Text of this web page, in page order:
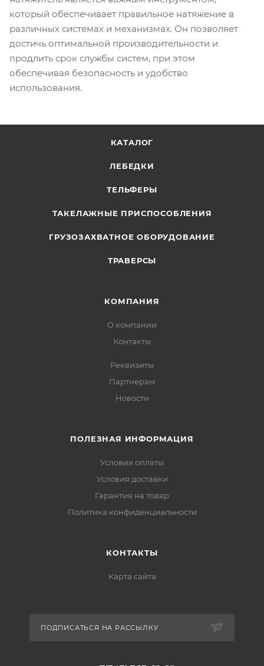
который обеспечивает правильное натяжение в
различных системах и механизмах. Он позволяет
достичь оптимальной производительности и
продлить срок службы систем, при этом
обеспечивая безопасность и удобство
использования.
КАТАЛОГ
ЛЕБЕДКИ
ТЕЛЬФЕРЫ
ТАКЕЛАЖНЫЕ ПРИСПОСОБЛЕНИЯ
ГРУЗОЗАХВАТНОЕ ОБОРУДОВАНИЕ
ТРАВЕРСЫ
КОМПАНИЯ
О компании
Контакты
Реквизиты
Партнерам
Новости
ПОЛЕЗНАЯ ИНФОРМАЦИЯ
Условия оплаты
Условия доставки
Гарантия на товар
Политика конфиденциальности
КОНТАКТЫ
Карта сайта
ПОДПИСАТЬСЯ НА РАССЫЛКУ